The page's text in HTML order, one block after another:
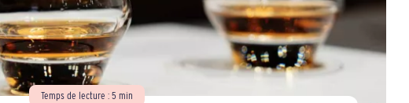
Temps de lecture : 5 min